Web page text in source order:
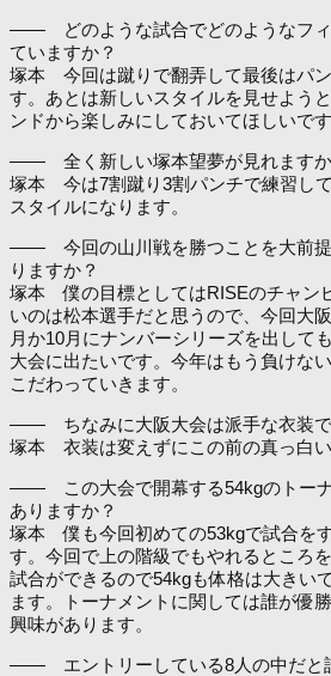
―― どのような試合でどのようなフィ
ていますか？
塚本 今回は蹴りで翻弄して最後はパ
す。あとは新しいスタイルを見せよう
ンドから楽しみにしておいてほしいです
―― 全く新しい塚本望夢が見れますか
塚本 今は7割蹴り3割パンチで練習し
スタイルになります。
―― 今回の山川戦を勝つことを大前提
りますか？
塚本 僕の目標としてはRISEのチャン
いのは松本選手だと思うので、今回大
月か10月にナンバーシリーズを出して
大会に出たいです。今年はもう負けな
こだわっていきます。
―― ちなみに大阪大会は派手な衣装で
塚本 衣装は変えずにこの前の真っ白い
―― この大会で開幕する54kgのトー
ありますか？
塚本 僕も今回初めての53kgで試合を
す。今回で上の階級でもやれるところ
試合ができるので54kgも体格は大きい
ます。トーナメントに関しては誰が優
興味があります。
―― エントリーしている8人の中だと